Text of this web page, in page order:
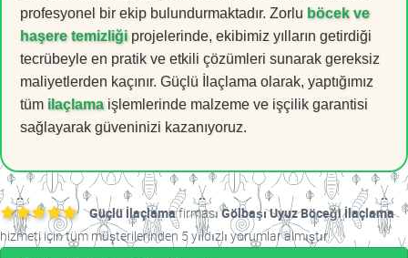
profesyonel bir ekip bulundurmaktadır. Zorlu böcek ve
haşere temizliği projelerinde, ekibimiz yılların getirdiği
tecrübeyle en pratik ve etkili çözümleri sunarak gereksiz
maliyetlerden kaçınır. Güçlü İlaçlama olarak, yaptığımız
tüm ilaçlamaişlemlerinde malzeme ve işçilik garantisi
sağlayarak güveninizi kazanıyoruz.
Güçlü İlaçlamafirmasıGölbaşı Uyuz Böceği İlaçlama
hizmeti için tüm müşterilerinden 5 yıldızlı yorumlar almıştır.